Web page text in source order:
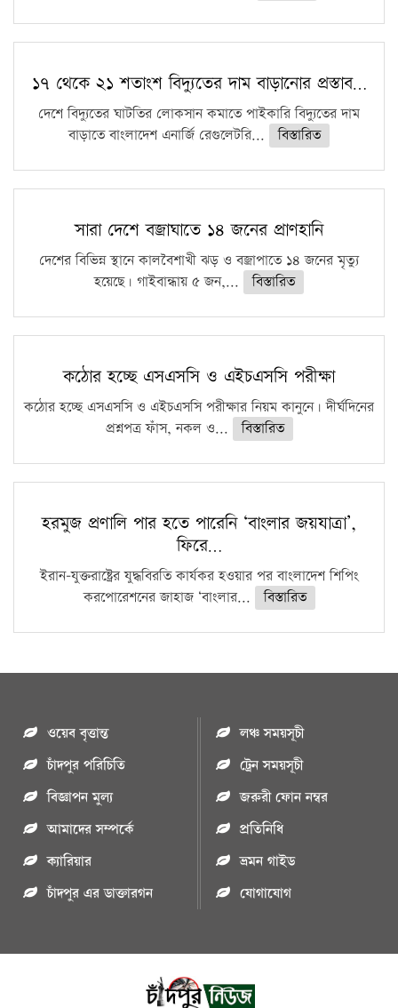
১৭ থেকে ২১ শতাংশ বিদ্যুতের দাম বাড়ানোর প্রস্তাব…
দেশে বিদ্যুতের ঘাটতির লোকসান কমাতে পাইকারি বিদ্যুতের দাম
বাড়াতে বাংলাদেশ এনার্জি রেগুলেটরি...
বিস্তারিত
সারা দেশে বজ্রাঘাতে ১৪ জনের প্রাণহানি
দেশের বিভিন্ন স্থানে কালবৈশাখী ঝড় ও বজ্রাপাতে ১৪ জনের মৃত্যু
হয়েছে। গাইবান্ধায় ৫ জন,...
বিস্তারিত
কঠোর হচ্ছে এসএসসি ও এইচএসসি পরীক্ষা
কঠোর হচ্ছে এসএসসি ও এইচএসসি পরীক্ষার নিয়ম কানুনে। দীর্ঘদিনের
প্রশ্নপত্র ফাঁস, নকল ও...
বিস্তারিত
হরমুজ প্রণালি পার হতে পারেনি ‘বাংলার জয়যাত্রা’,
ফিরে…
ইরান-যুক্তরাষ্ট্রের যুদ্ধবিরতি কার্যকর হওয়ার পর বাংলাদেশ শিপিং
করপোরেশনের জাহাজ ‘বাংলার...
বিস্তারিত
ওয়েব বৃত্তান্ত
চাঁদপুর পরিচিতি
বিজ্ঞাপন মুল্য
আমাদের সম্পর্কে
ক্যারিয়ার
চাঁদপুর এর ডাক্তারগন
লঞ্চ সময়সূচী
ট্রেন সময়সূচী
জরুরী ফোন নম্বর
প্রতিনিধি
ভ্রমন গাইড
যোগাযোগ